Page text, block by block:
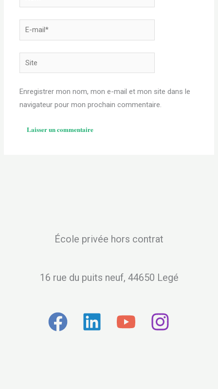
E-
mail*
Site
Enregistrer mon nom, mon e-mail et mon site dans le
navigateur pour mon prochain commentaire.
École privée hors contrat
16 rue du puits neuf, 44650 Legé